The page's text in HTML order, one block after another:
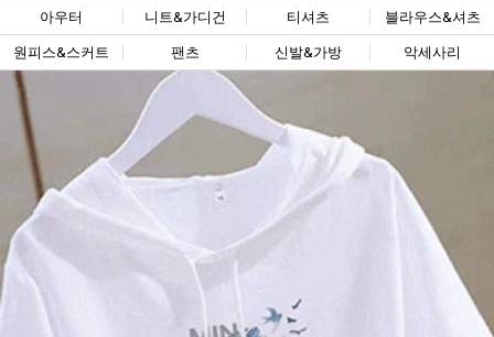
아우터 니트&가디건 티셔츠 블라우스&셔츠
원피스&스커트 팬츠 신발&가방 악세사리